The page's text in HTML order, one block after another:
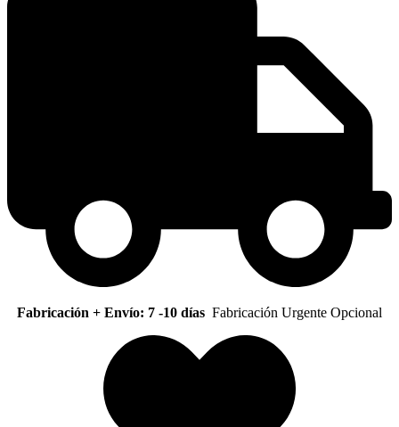
Fabricación + Envío: 7 -10 días Fabricación Urgente Opcional